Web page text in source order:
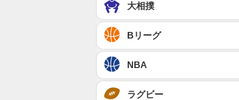
大相撲
Bリーグ
NBA
ラグビー